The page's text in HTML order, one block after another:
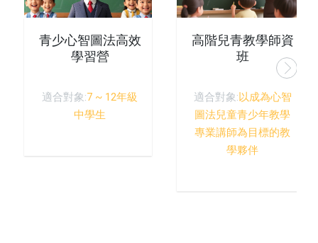
青少心智圖法高效
學習營
適合對象:7 ~ 12年級
中學生
高階兒青教學師資
班
適合對象:以成為心智
圖法兒童青少年教學
專業講師為目標的教
學夥伴